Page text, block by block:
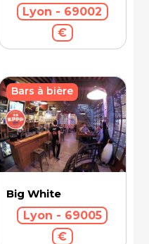
Lyon - 69002
€
Big White
Lyon - 69005
€
Bars à bière